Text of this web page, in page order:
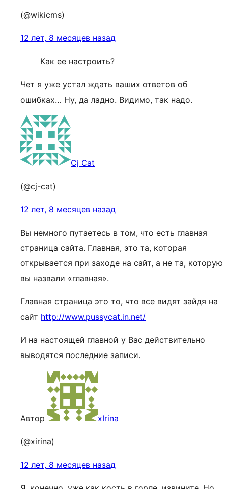
(@wikicms)
12 лет, 8 месяцев назад
Как ее настроить?
Чет я уже устал ждать ваших ответов об
ошибках… Ну, да ладно. Видимо, так надо.
Cj Cat
(@cj-cat)
12 лет, 8 месяцев назад
Вы немного путаетесь в том, что есть главная
страница сайта. Главная, это та, которая
открывается при заходе на сайт, а не та, которую
вы назвали «главная».
Главная страница это то, что все видят зайдя на
сайт http://www.pussycat.in.net/
И на настоящей главной у Вас действительно
выводятся последние записи.
Автор xIrina
(@xirina)
12 лет, 8 месяцев назад